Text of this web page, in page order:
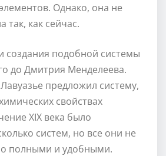
Однако, она не
так, как сейчас.
создания подобной системы
до Дмитрия Менделеева.
предложил систему,
свойствах
XIX века было
систем, но все они не
полными и удобными.